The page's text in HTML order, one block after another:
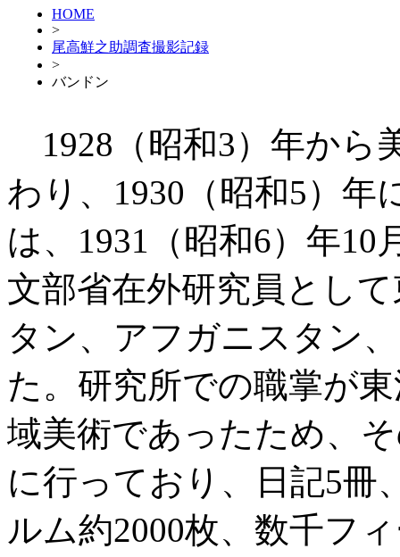
HOME
>
尾高鮮之助調査撮影記録
>
バンドン
1928（昭和3）年から
わり、1930（昭和5）年
は、1931（昭和6）年10
文部省在外研究員とし
タン、アフガニスタン
た。研究所での職掌が
域美術であったため、
に行っており、日記5冊
ルム約2000枚、数千フ